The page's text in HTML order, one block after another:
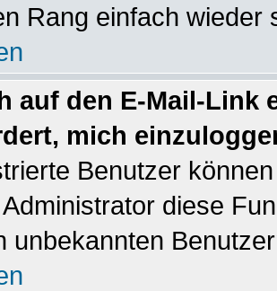
Rang einfach wieder
auf den E-Mail-Link
mich
Benutzer
diese
unbekannten